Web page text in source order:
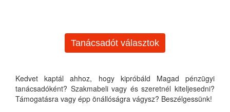
Tanácsadót választok
Kedvet kaptál ahhoz, hogy kipróbáld Magad pénzügyi
tanácsadóként? Szakmabeli vagy és szeretnél kiteljesedni?
Támogatásra vagy épp önállóságra vágysz? Beszélgessünk!